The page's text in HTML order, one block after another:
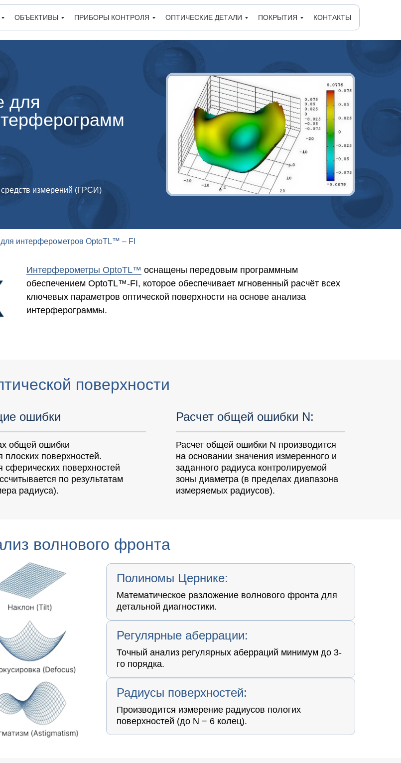
ОБЪЕКТИВЫ ПРИБОРЫ КОНТРОЛЯ ОПТИЧЕСКИЕ ДЕТАЛИ ПОКРЫТИЯ КОНТАКТЫ
для
средств измерений (ГРСИ)
интерферометров OptoTL™ – FI
Интерферометры OptoTL™ оснащены передовым программным
обеспечением OptoTL™-FI, которое обеспечивает мгновенный расчёт всех
ключевых параметров оптической поверхности на основе анализа
интерферограммы.
поверхности
ошибки
общей ошибки
плоских поверхностей.
сферических поверхностей
по результатам
радиуса).
Расчет общей ошибки N:
Расчет общей ошибки N производится
на основании значения измеренного и
заданного радиуса контролируемой
зоны диаметра (в пределах диапазона
измеряемых радиусов).
волнового фронта
Полиномы Цернике:
Математическое разложение волнового фронта для
детальной диагностики.
Регулярные аберрации:
Точный анализ регулярных аберраций минимум до 3-
го порядка.
Радиусы поверхностей:
Производится измерение радиусов пологих
поверхностей (до N − 6 колец).